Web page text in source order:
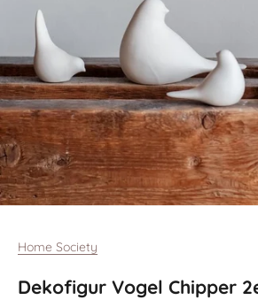
Home Society
Dekofigur Vogel Chipper